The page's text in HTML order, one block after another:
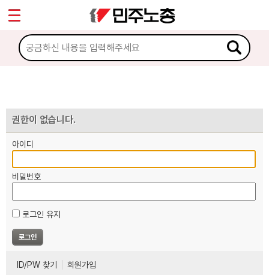
권한이 없습니다.
아이디
비밀번호
로그인 유지
ID/PW 찾기 회원가입
마이페이지
소개
노동상담
자료
부설기관
업무